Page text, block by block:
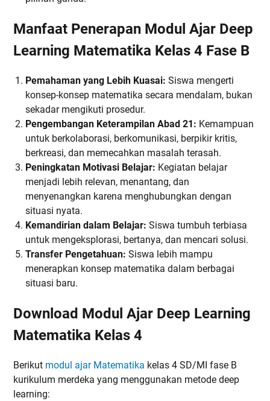
Manfaat Penerapan Modul Ajar Deep
Learning Matematika Kelas 4 Fase B
Pemahaman yang Lebih Kuasai: Siswa mengerti
konsep-konsep matematika secara mendalam, bukan
sekadar mengikuti prosedur.
Pengembangan Keterampilan Abad 21: Kemampuan
untuk berkolaborasi, berkomunikasi, berpikir kritis,
berkreasi, dan memecahkan masalah terasah.
Peningkatan Motivasi Belajar: Kegiatan belajar
menjadi lebih relevan, menantang, dan
menyenangkan karena menghubungkan dengan
situasi nyata.
Kemandirian dalam Belajar: Siswa tumbuh terbiasa
untuk mengeksplorasi, bertanya, dan mencari solusi.
Transfer Pengetahuan: Siswa lebih mampu
menerapkan konsep matematika dalam berbagai
situasi baru.
Download Modul Ajar Deep Learning
Matematika Kelas 4
Berikut modul ajar Matematika kelas 4 SD/MI fase B
kurikulum merdeka yang menggunakan metode deep
learning: